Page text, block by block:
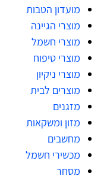
מועדון הטבות
מוצרי הגיינה
מוצרי חשמל
מוצרי טיפוח
מוצרי ניקיון
מוצרים לבית
מזגנים
מזון ומשקאות
מחשבים
מכשירי חשמל
מסחר